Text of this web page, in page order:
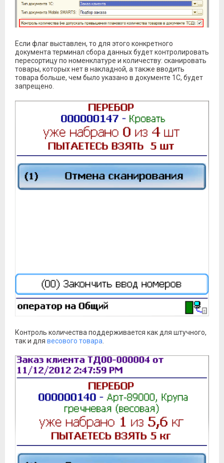
Если флаг выставлен, то для этого конкретного
документа терминал сбора данных будет контролировать
пересортицу по номенклатуре и количеству: сканировать
товары, которых нет в накладной, а также вводить
товара больше, чем было указано в документе 1С, будет
запрещено.
Контроль количества поддерживается как для штучного,
так и для весового товара